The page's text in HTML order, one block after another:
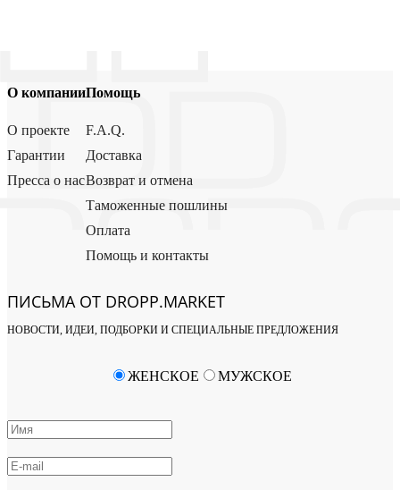
О компании
О проекте
Гарантии
Пресса о нас
Помощь
F.A.Q.
Доставка
Возврат и отмена
Таможенные пошлины
Оплата
Помощь и контакты
ПИСЬМА ОТ DROPP.MARKET
НОВОСТИ, ИДЕИ, ПОДБОРКИ И СПЕЦИАЛЬНЫЕ ПРЕДЛОЖЕНИЯ
ЖЕНСКОЕ МУЖСКОЕ